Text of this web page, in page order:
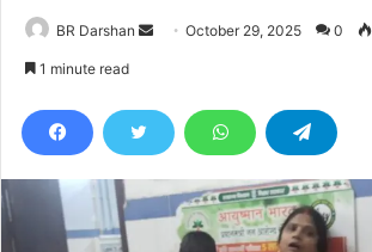
BR Darshan
d
e
October 29, 2025 0
1 minute read